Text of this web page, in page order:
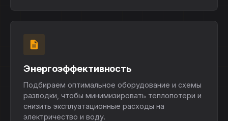
Энергоэффективность
Подбираем оптимальное оборудование и схемы
разводки, чтобы минимизировать теплопотери и
снизить эксплуатационные расходы на
электричество и воду.